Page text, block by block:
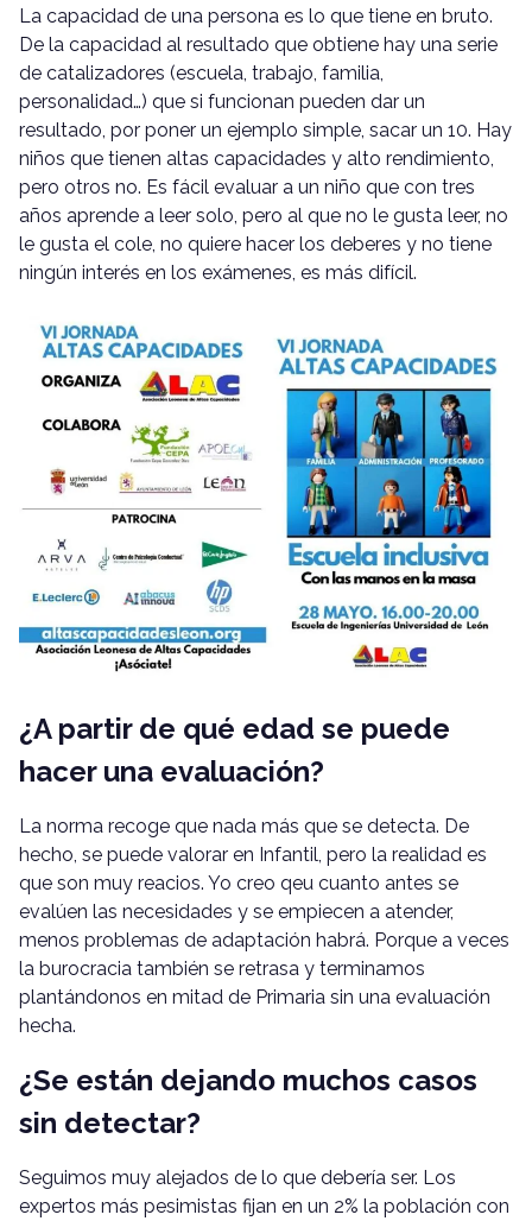
La capacidad de una persona es lo que tiene en bruto.
De la capacidad al resultado que obtiene hay una serie
de catalizadores (escuela, trabajo, familia,
personalidad…) que si funcionan pueden dar un
resultado, por poner un ejemplo simple, sacar un 10. Hay
niños que tienen altas capacidades y alto rendimiento,
pero otros no. Es fácil evaluar a un niño que con tres
años aprende a leer solo, pero al que no le gusta leer, no
le gusta el cole, no quiere hacer los deberes y no tiene
ningún interés en los exámenes, es más difícil.
¿A partir de qué edad se puede
hacer una evaluación?
La norma recoge que nada más que se detecta. De
hecho, se puede valorar en Infantil, pero la realidad es
que son muy reacios. Yo creo qeu cuanto antes se
evalúen las necesidades y se empiecen a atender,
menos problemas de adaptación habrá. Porque a veces
la burocracia también se retrasa y terminamos
plantándonos en mitad de Primaria sin una evaluación
hecha.
¿Se están dejando muchos casos
sin detectar?
Seguimos muy alejados de lo que debería ser. Los
expertos más pesimistas fijan en un 2% la población con